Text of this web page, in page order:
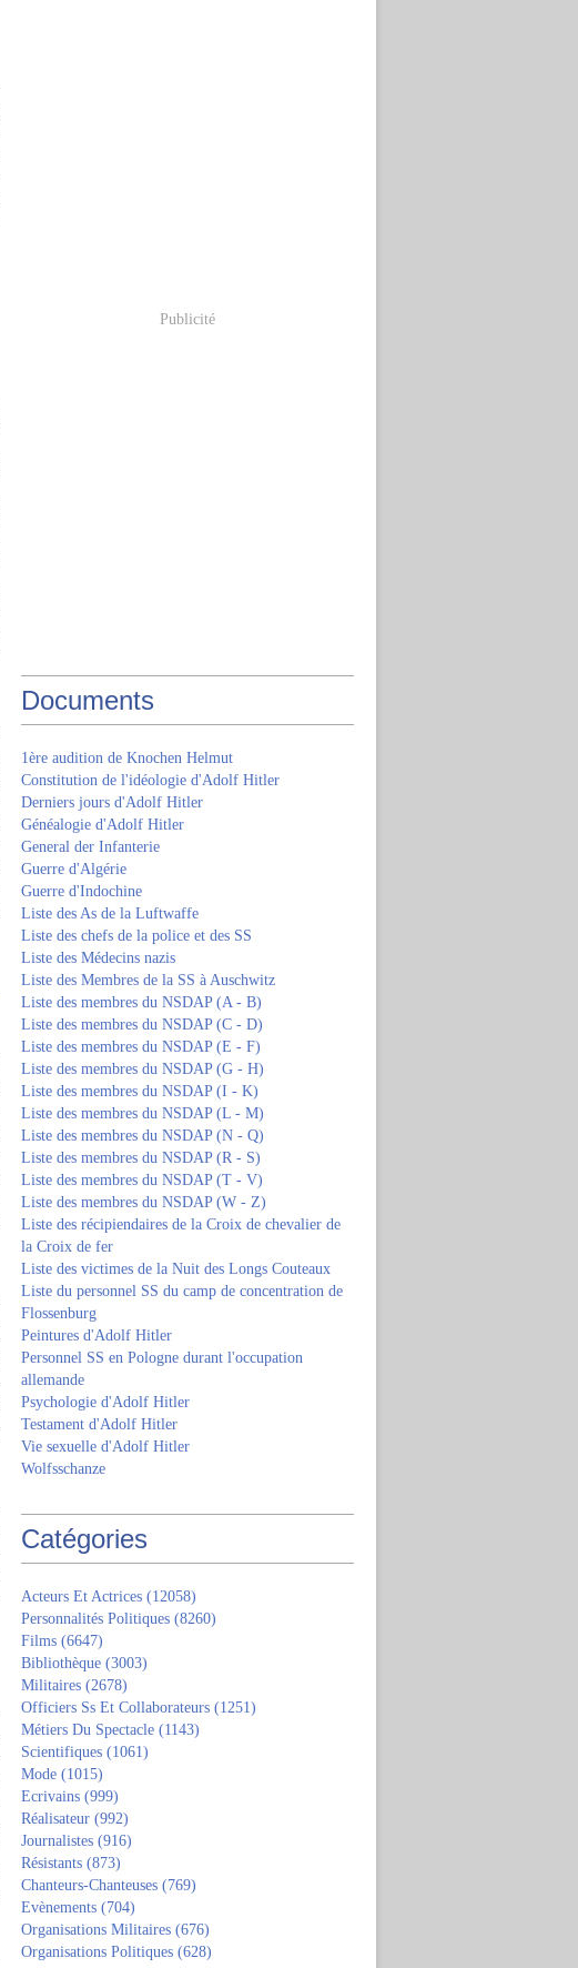
Publicité
Documents
1ère audition de Knochen Helmut
Constitution de l'idéologie d'Adolf Hitler
Derniers jours d'Adolf Hitler
Généalogie d'Adolf Hitler
General der Infanterie
Guerre d'Algérie
Guerre d'Indochine
Liste des As de la Luftwaffe
Liste des chefs de la police et des SS
Liste des Médecins nazis
Liste des Membres de la SS à Auschwitz
Liste des membres du NSDAP (A - B)
Liste des membres du NSDAP (C - D)
Liste des membres du NSDAP (E - F)
Liste des membres du NSDAP (G - H)
Liste des membres du NSDAP (I - K)
Liste des membres du NSDAP (L - M)
Liste des membres du NSDAP (N - Q)
Liste des membres du NSDAP (R - S)
Liste des membres du NSDAP (T - V)
Liste des membres du NSDAP (W - Z)
Liste des récipiendaires de la Croix de chevalier de
la Croix de fer
Liste des victimes de la Nuit des Longs Couteaux
Liste du personnel SS du camp de concentration de
Flossenburg
Peintures d'Adolf Hitler
Personnel SS en Pologne durant l'occupation
allemande
Psychologie d'Adolf Hitler
Testament d'Adolf Hitler
Vie sexuelle d'Adolf Hitler
Wolfsschanze
Catégories
Acteurs Et Actrices (12058)
Personnalités Politiques (8260)
Films (6647)
Bibliothèque (3003)
Militaires (2678)
Officiers Ss Et Collaborateurs (1251)
Métiers Du Spectacle (1143)
Scientifiques (1061)
Mode (1015)
Ecrivains (999)
Réalisateur (992)
Journalistes (916)
Résistants (873)
Chanteurs-Chanteuses (769)
Evènements (704)
Organisations Militaires (676)
Organisations Politiques (628)